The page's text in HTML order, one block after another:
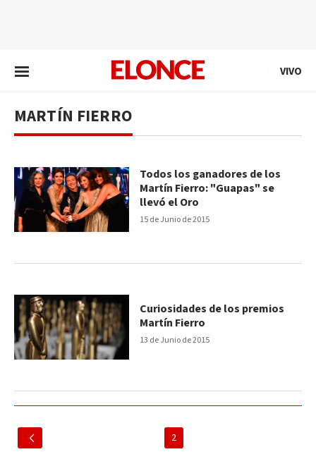
VIVO
MARTÍN FIERRO
15 de Junio de 2015
Todos los ganadores de los
Martín Fierro: "Guapas" se
llevó el Oro
13 de Junio de 2015
Curiosidades de los premios
Martín Fierro
2